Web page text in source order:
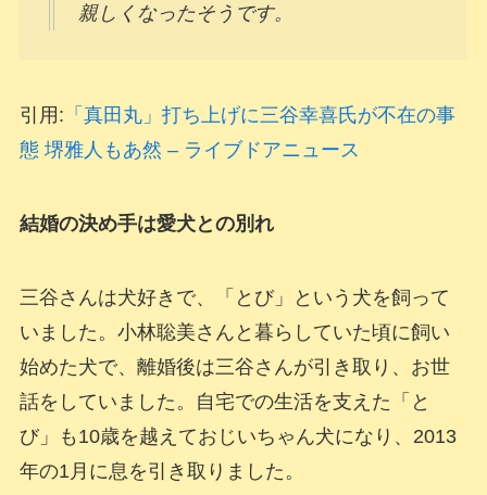
親しくなったそうです。
引用: 「真田丸」打ち上げに三谷幸喜氏が不在の事
態 堺雅人もあ然 – ライブドアニュース
結婚の決め手は愛犬との別れ
三谷さんは犬好きで、「とび」という犬を飼って
いました。小林聡美さんと暮らしていた頃に飼い
始めた犬で、離婚後は三谷さんが引き取り、お世
話をしていました。自宅での生活を支えた「と
び」も10歳を越えておじいちゃん犬になり、2013
年の1月に息を引き取りました。